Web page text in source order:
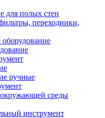
для полых стен
переходники,
ручные
окружающей среды
инструмент